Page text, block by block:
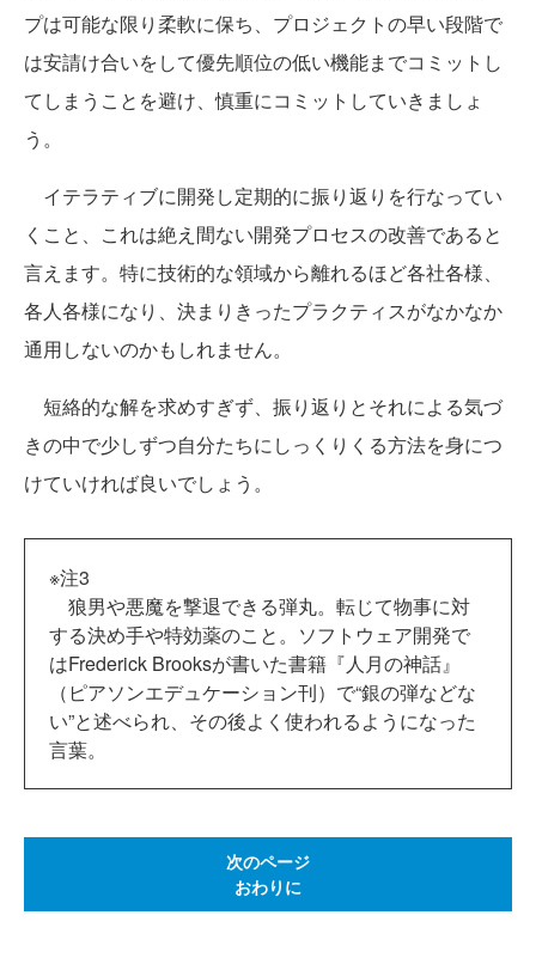
プは可能な限り柔軟に保ち、プロジェクトの早い段階で
は安請け合いをして優先順位の低い機能までコミットし
てしまうことを避け、慎重にコミットしていきましょ
う。
イテラティブに開発し定期的に振り返りを行なってい
くこと、これは絶え間ない開発プロセスの改善であると
言えます。特に技術的な領域から離れるほど各社各様、
各人各様になり、決まりきったプラクティスがなかなか
通用しないのかもしれません。
短絡的な解を求めすぎず、振り返りとそれによる気づ
きの中で少しずつ自分たちにしっくりくる方法を身につ
けていければ良いでしょう。
※注3
狼男や悪魔を撃退できる弾丸。転じて物事に対
する決め手や特効薬のこと。ソフトウェア開発で
はFrederick Brooksが書いた書籍『人月の神話』
（ピアソンエデュケーション刊）で“銀の弾などな
い”と述べられ、その後よく使われるようになった
言葉。
次のページ
おわりに